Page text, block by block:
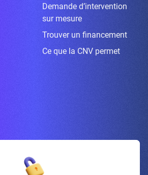
Demande d’intervention
sur mesure
Trouver un financement
Ce que la CNV permet
vous à la newsletter